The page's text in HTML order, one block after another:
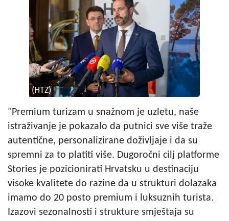
(HTZ)
"Premium turizam u snažnom je uzletu, naše
istraživanje je pokazalo da putnici sve više traže
autentične, personalizirane doživljaje i da su
spremni za to platiti više. Dugoročni cilj platforme
Stories je pozicionirati Hrvatsku u destinaciju
visoke kvalitete do razine da u strukturi dolazaka
imamo do 20 posto premium i luksuznih turista.
Izazovi sezonalnosti i strukture smještaja su